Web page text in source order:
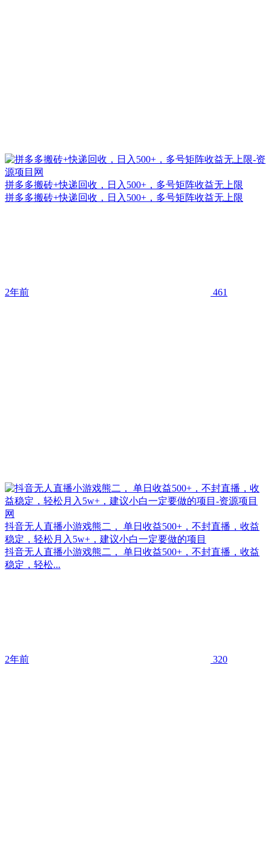
拼多多搬砖+快递回收，日入500+，多号矩阵收益无上限
拼多多搬砖+快递回收，日入500+，多号矩阵收益无上限
2年前 461
抖音无人直播小游戏熊二， 单日收益500+，不封直播，收益
稳定，轻松月入5w+，建议小白一定要做的项目
抖音无人直播小游戏熊二， 单日收益500+，不封直播，收益
稳定，轻松...
2年前 320